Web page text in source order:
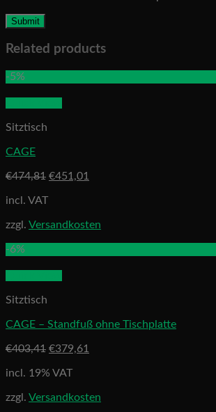
Related products
-5%
Sitztisch
CAGE
€474,81 €451,01
incl. VAT
zzgl. Versandkosten
-6%
Sitztisch
CAGE – Standfuß ohne Tischplatte
€403,41 €379,61
incl. 19% VAT
zzgl. Versandkosten